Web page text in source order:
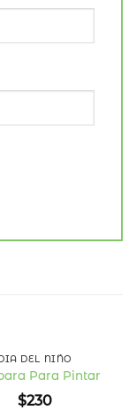
DÍA DEL NIÑO
Para Pintar
$230